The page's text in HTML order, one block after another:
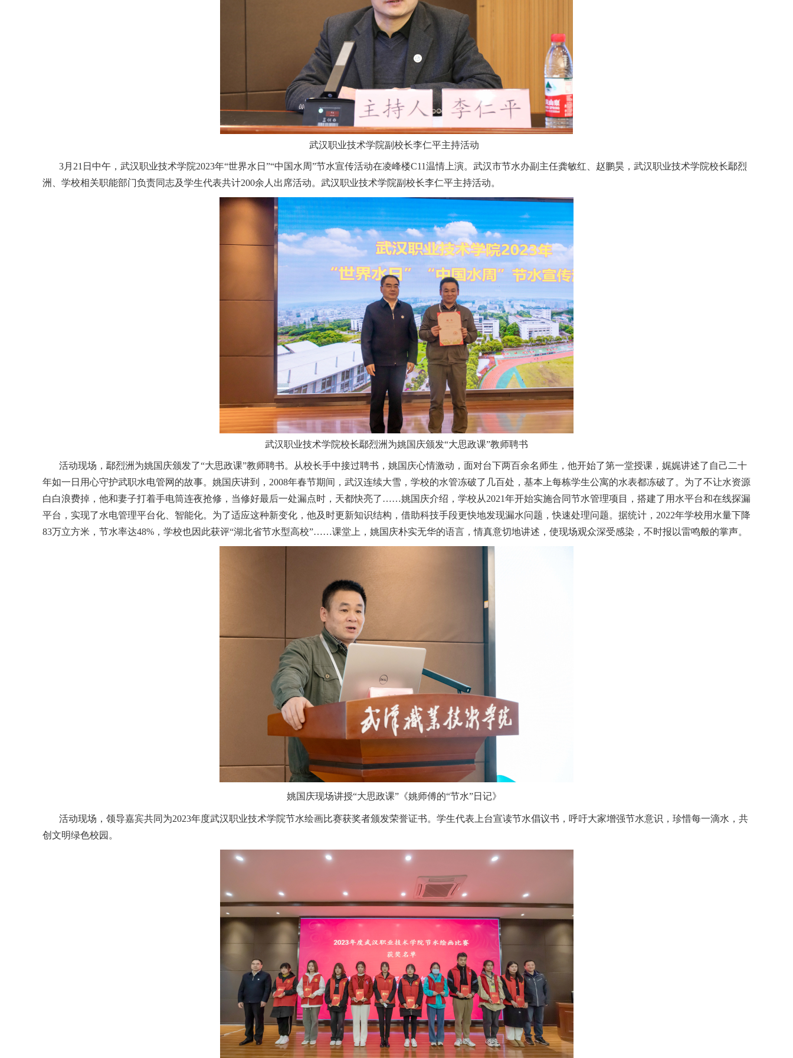
武汉职业技术学院副校长李仁平主持活动
3月21日中午，武汉职业技术学院2023年“世界水日”“中国水周”节水宣传活动在凌峰楼C11温情上演。武汉市节水办副主任龚敏红、赵鹏昊，武汉职业技术学院校长鄢烈
洲、学校相关职能部门负责同志及学生代表共计200余人出席活动。武汉职业技术学院副校长李仁平主持活动。
武汉职业技术学院校长鄢烈洲为姚国庆颁发“大思政课”教师聘书
活动现场，鄢烈洲为姚国庆颁发了“大思政课”教师聘书。从校长手中接过聘书，姚国庆心情激动，面对台下两百余名师生，他开始了第一堂授课，娓娓讲述了自己二十
年如一日用心守护武职水电管网的故事。姚国庆讲到，2008年春节期间，武汉连续大雪，学校的水管冻破了几百处，基本上每栋学生公寓的水表都冻破了。为了不让水资源
白白浪费掉，他和妻子打着手电筒连夜抢修，当修好最后一处漏点时，天都快亮了……姚国庆介绍，学校从2021年开始实施合同节水管理项目，搭建了用水平台和在线探漏
平台，实现了水电管理平台化、智能化。为了适应这种新变化，他及时更新知识结构，借助科技手段更快地发现漏水问题，快速处理问题。据统计，2022年学校用水量下降
83万立方米，节水率达48%，学校也因此获评“湖北省节水型高校”……课堂上，姚国庆朴实无华的语言，情真意切地讲述，使现场观众深受感染，不时报以雷鸣般的掌声。
姚国庆现场讲授“大思政课”《姚师傅的“节水”日记》
活动现场，领导嘉宾共同为2023年度武汉职业技术学院节水绘画比赛获奖者颁发荣誉证书。学生代表上台宣读节水倡议书，呼吁大家增强节水意识，珍惜每一滴水，共
创文明绿色校园。